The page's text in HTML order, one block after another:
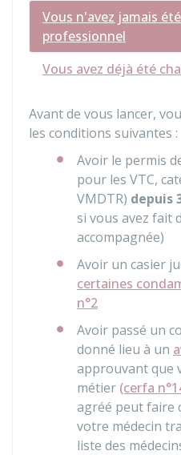
Vous n'avez jamais
professionnel
Vous avez déjà été
Avant de vous lancer,
les conditions suivantes :
Avoir le permis
pour les VTC,
VMDTR) depuis
si vous avez fait
accompagnée)
Avoir un casier
certaines
n°2
Avoir passé un
donné lieu à un
approuvant que
métier (cerfa
agréé peut faire
votre médecin
liste des